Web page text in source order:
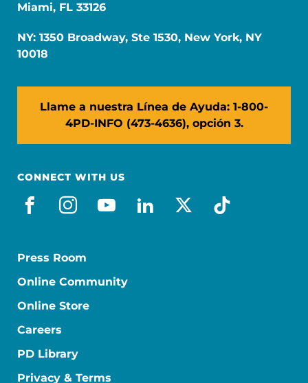
Miami, FL 33126
NY: 1350 Broadway, Ste 1530, New York, NY
10018
Llame a nuestra Línea de Ayuda: 1-800-
4PD-INFO (473-4636), opción 3.
CONNECT WITH US
facebook_es
instagram
youtube
linkedin
x-socialtiktok
Press Room
Online Community
Online Store
Careers
PD Library
Privacy & Terms